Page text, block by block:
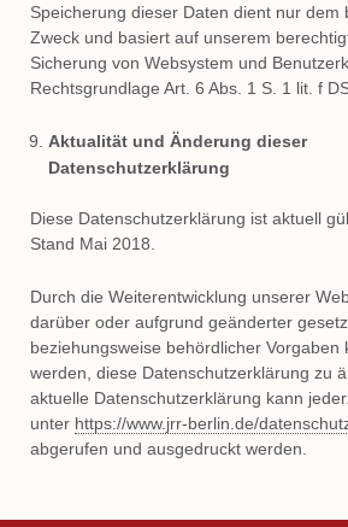
Speicherung dieser Daten dient nur dem
Zweck und basiert auf unserem
Sicherung von Websystem und
Rechtsgrundlage Art. 6 Abs. 1 S. 1 lit. f
Aktualität und Änderung dieser
Datenschutzerklärung
Diese Datenschutzerklärung ist aktuell
Stand Mai 2018.
Durch die Weiterentwicklung unserer
darüber oder aufgrund geänderter
beziehungsweise behördlicher Vorgaben
werden, diese Datenschutzerklärung zu
aktuelle Datenschutzerklärung kann
unter https://www.jrr-berlin.de/
abgerufen und ausgedruckt werden.